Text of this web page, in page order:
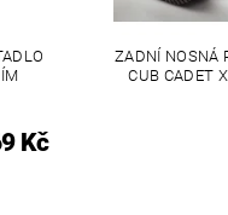
Kč
ZADNÍ NOSNÁ
CUB CADET